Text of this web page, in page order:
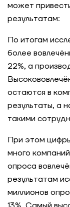
может
результатам:
По итогам
более
22%, а
остаются в
результаты, а
такими
При этом
много
опроса
результатам
миллионов